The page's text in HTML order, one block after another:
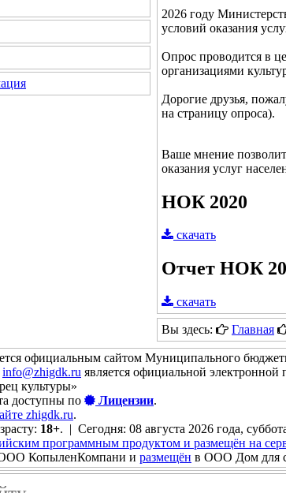
2026 году
условий оказания
Опрос проводится в
организациями
Дорогие друзья,
на страницу опроса).
Ваше мнение
оказания услуг
НОК 2020
скачать
Отчет НОК
скачать
Вы здесь: Главная
официальным сайтом Муниципального
info@zhigdk.ru является официальной
культуры»
доступны по
Лицензии.
zhigdk.ru.
18+. | Сегодня: 08 августа 2026 года,
программным продуктом и размещён на
КопыленКомпани и размещён в ООО Дом для